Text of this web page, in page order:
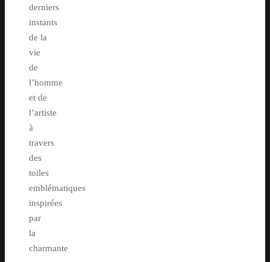
derniers
instants
de la
vie
de
l’homme
et de
l’artiste
à
travers
des
toiles
emblématiques
inspirées
par
la
charmante